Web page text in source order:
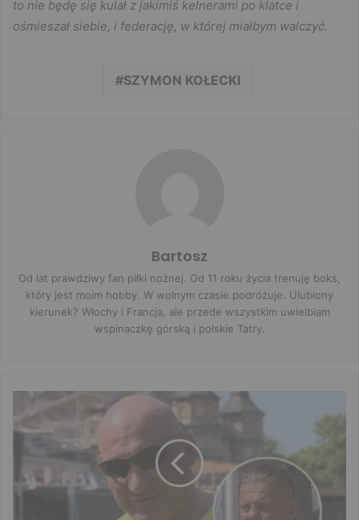
to nie będę się kulał z jakimiś kelnerami po klatce i
ośmieszał siebie, i federację, w której miałbym walczyć.
SZYMON KOŁECKI
Bartosz
Od lat prawdziwy fan piłki nożnej. Od 11 roku życia trenuję boks,
który jest moim hobby. W wolnym czasie podróżuje. Ulubiony
kierunek? Włochy i Francja, ale przede wszystkim uwielbiam
wspinaczkę górską i polskie Tatry.